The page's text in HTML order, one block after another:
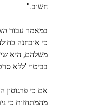
חשוב."
במאמר עבור
כי אובחנה כחולה בסרטן השד ביוני 2023,
משלהם, היא
בביטוי 'ללא
אם כי פרגוסון
מהמתחזות כי